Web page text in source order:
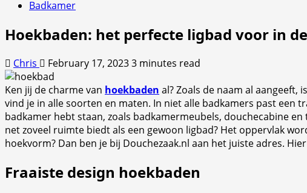
Badkamer
Hoekbaden: het perfecte ligbad voor in
Chris February 17, 20233 minutes read
Ken jij de charme van hoekbaden al? Zoals de naam al aangeeft,
vind je in alle soorten en maten. In niet alle badkamers past een
badkamer hebt staan, zoals badkamermeubels, douchecabine
net zoveel ruimte biedt als een gewoon ligbad? Het oppervlak
hoekvorm? Dan ben je bij Douchezaak.nl aan het juiste adres.
Fraaiste design hoekbaden